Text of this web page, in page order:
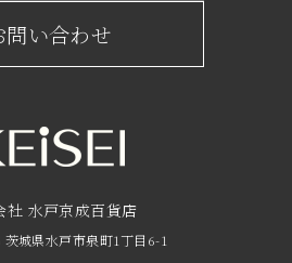
お知らせ
内
カードについて
問い合わせ
社 水戸京成百貨店
茨城県水戸市泉町1丁目6-1